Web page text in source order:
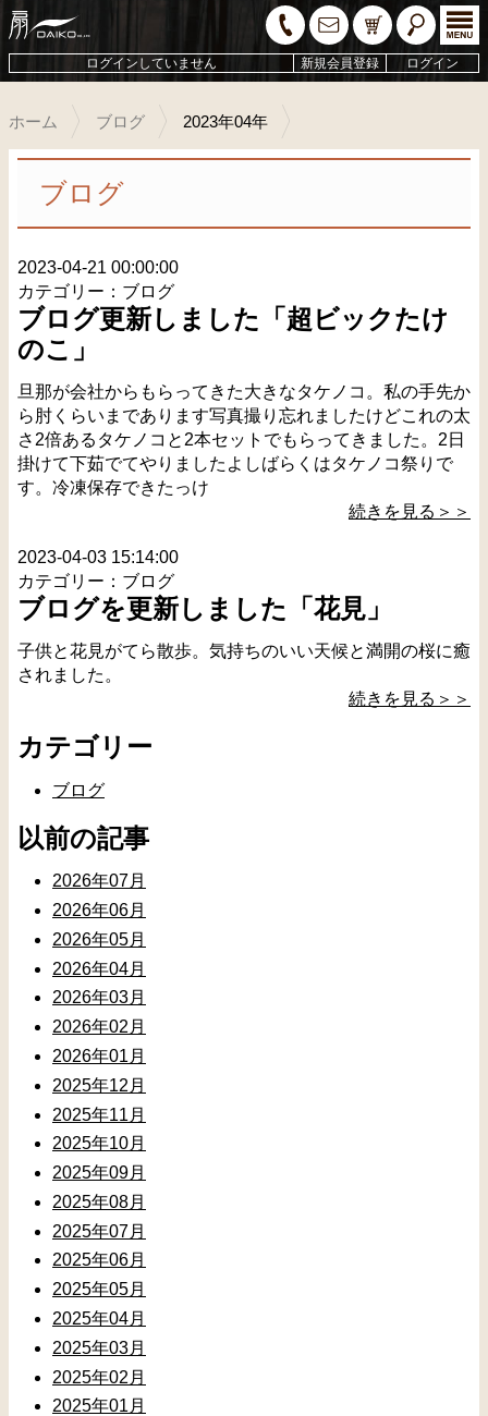
ログインしていません 新規会員登録 ログイン
ホーム ブログ 2023年04年
ブログ
2023-04-21 00:00:00
カテゴリー：ブログ
ブログ更新しました「超ビックたけ
のこ」
旦那が会社からもらってきた大きなタケノコ。私の手先か
ら肘くらいまであります写真撮り忘れましたけどこれの太
さ2倍あるタケノコと2本セットでもらってきました。2日
掛けて下茹でてやりましたよしばらくはタケノコ祭りで
す。冷凍保存できたっけ
続きを見る＞＞
2023-04-03 15:14:00
カテゴリー：ブログ
ブログを更新しました「花見」
子供と花見がてら散歩。気持ちのいい天候と満開の桜に癒
されました。
続きを見る＞＞
カテゴリー
ブログ
以前の記事
2026年07月
2026年06月
2026年05月
2026年04月
2026年03月
2026年02月
2026年01月
2025年12月
2025年11月
2025年10月
2025年09月
2025年08月
2025年07月
2025年06月
2025年05月
2025年04月
2025年03月
2025年02月
2025年01月